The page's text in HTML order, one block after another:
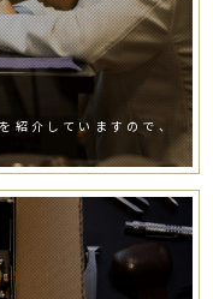
紹介していますので、